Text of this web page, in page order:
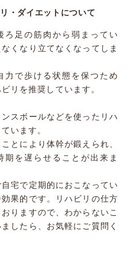
・ダイエットについて
ろ足の筋肉から弱まってい
くなり立てなくなってしま
力で歩ける状態を保つため
リを推奨しています。
スボールなどを使ったリハ
います。
とにより体幹が鍛えられ、
期を遅らせることが出来ま
宅で定期的におこなってい
果的です。リハビリの仕方
りますので、わからないこ
したら、お気軽にご質問く